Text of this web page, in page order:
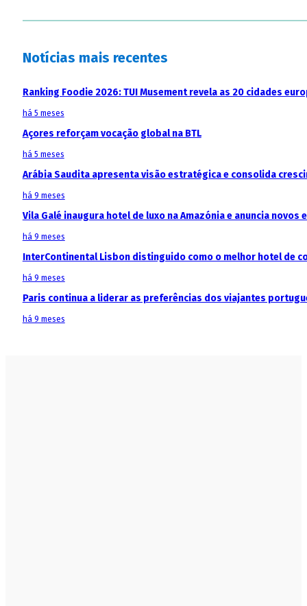
Notícias mais recentes
Ranking Foodie 2026: TUI Musement revela as 20 cidades
há 5 meses
Açores reforçam vocação global na BTL
há 5 meses
Arábia Saudita apresenta visão estratégica e consolida
há 9 meses
Vila Galé inaugura hotel de luxo na Amazónia e anuncia
há 9 meses
InterContinental Lisbon distinguido como o melhor hotel de
há 9 meses
Paris continua a liderar as preferências dos viajantes
há 9 meses